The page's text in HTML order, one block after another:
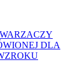
DLA